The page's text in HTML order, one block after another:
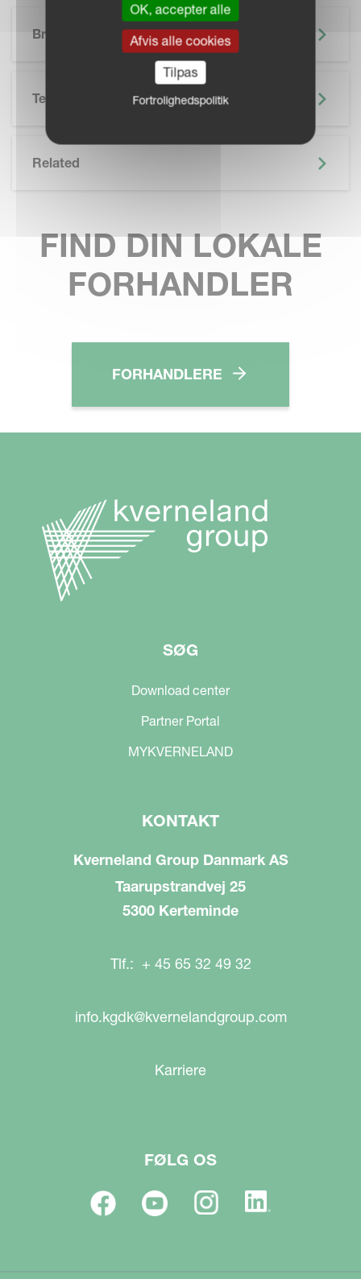
Brochure
Teknisk Specifikation
Related
FIND DIN LOKALE
FORHANDLER
FORHANDLERE
SØG
Download center
Partner Portal
MYKVERNELAND
KONTAKT
Kverneland Group Danmark AS
Taarupstrandvej 25
5300 Kerteminde
Tlf.: + 45 65 32 49 32
info.kgdk@kvernelandgroup.com
Karriere
FØLG OS
OK, accepter alle
Afvis alle cookies
Tilpas
Fortrolighedspolitik